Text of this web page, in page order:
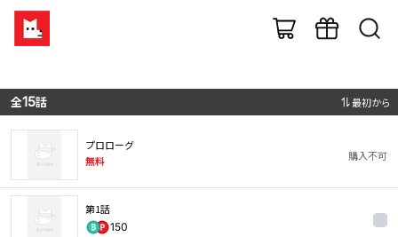
全15話 最初から
プロローグ
無料
購入不可
第1話
150